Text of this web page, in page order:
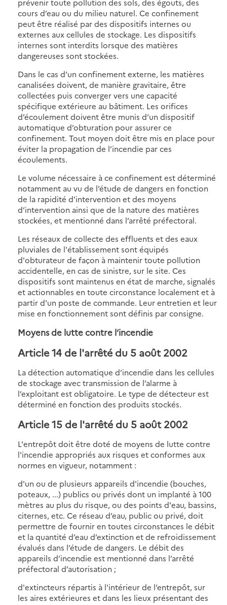
cours d’eau ou du milieu naturel. Ce confinement
peut être réalisé par des dispositifs internes ou
externes aux cellules de stockage. Les dispositifs
internes sont interdits lorsque des matières
dangereuses sont stockées.
Dans le cas d’un confinement externe, les matières
canalisées doivent, de manière gravitaire, être
collectées puis converger vers une capacité
spécifique extérieure au bâtiment. Les orifices
d’écoulement doivent être munis d’un dispositif
automatique d’obturation pour assurer ce
confinement. Tout moyen doit être mis en place pour
éviter la propagation de l’incendie par ces
écoulements.
Le volume nécessaire à ce confinement est déterminé
notamment au vu de l’étude de dangers en fonction
de la rapidité d’intervention et des moyens
d’intervention ainsi que de la nature des matières
stockées, et mentionné dans l’arrêté préfectoral.
Les réseaux de collecte des effluents et des eaux
pluviales de l'établissement sont équipés
d'obturateur de façon à maintenir toute pollution
accidentelle, en cas de sinistre, sur le site. Ces
dispositifs sont maintenus en état de marche, signalés
et actionnables en toute circonstance localement et à
partir d'un poste de commande. Leur entretien et leur
mise en fonctionnement sont définis par consigne.
Moyens de lutte contre l’incendie
Article 14 de l'arrêté du 5 août 2002
La détection automatique d’incendie dans les cellules
de stockage avec transmission de l’alarme à
l’exploitant est obligatoire. Le type de détecteur est
déterminé en fonction des produits stockés.
Article 15 de l'arrêté du 5 août 2002
L'entrepôt doit être doté de moyens de lutte contre
l'incendie appropriés aux risques et conformes aux
normes en vigueur, notamment :
d'un ou de plusieurs appareils d'incendie (bouches,
poteaux, ...) publics ou privés dont un implanté à 100
mètres au plus du risque, ou des points d'eau, bassins,
citernes, etc. Ce réseau d’eau, public ou privé, doit
permettre de fournir en toutes circonstances le débit
et la quantité d’eau d’extinction et de refroidissement
évalués dans l’étude de dangers. Le débit des
appareils d’incendie est mentionné dans l’arrêté
préfectoral d’autorisation ;
d'extincteurs répartis à l'intérieur de l’entrepôt, sur
les aires extérieures et dans les lieux présentant des